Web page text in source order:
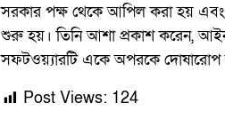
সরকার পক্ষ থেকে আপিল করা হয়
শুরু হয়। তিনি আশা প্রকাশ করেন,
সফটওয়্যারটি একে অপরকে দোষারোপ
Post Views: 124